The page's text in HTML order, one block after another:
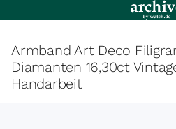
Armband Art Deco
Diamanten 16,30ct
Handarbeit